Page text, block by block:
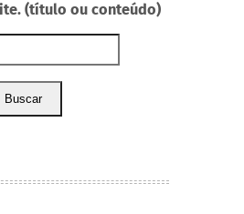
(título ou conteúdo)
Buscar